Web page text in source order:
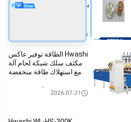
بقعة لحام ل 18650 اسطوانة
Hwashi الطاقة توفير عاكس
مكثف سلك شبكة لحام آلة
مع استهلاك طاقة منخفضة
2026-07-31